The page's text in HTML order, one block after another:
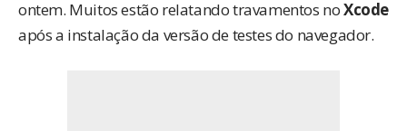
ontem. Muitosestão relatandotravamentos noXcode
após a instalação da versão de testes do navegador.